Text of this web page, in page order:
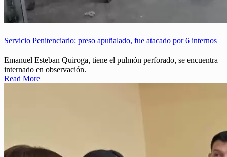
Servicio Penitenciario: preso apuñalado, fue atacado por 6 internos
Emanuel Esteban Quiroga, tiene el pulmón perforado, se encuentra
internado en observación.
Read More